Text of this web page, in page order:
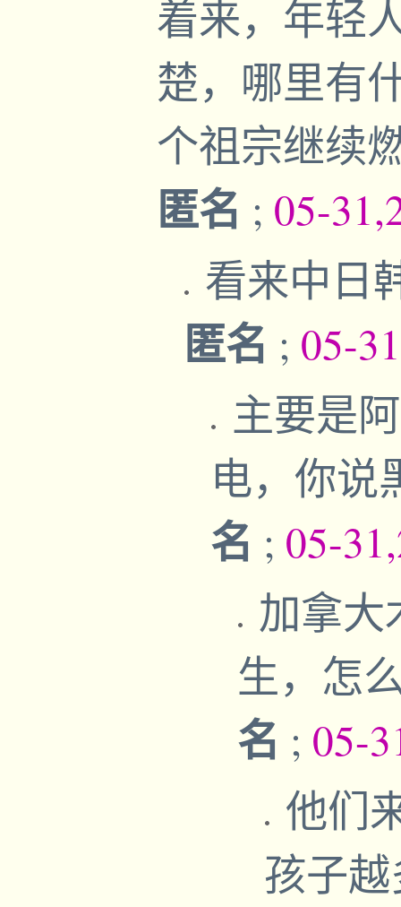
着来，年轻
楚，哪里有
个祖宗继续
匿名 ; 05-
看来中日
匿名 ; 05-
主要是
电，你说
名 ; 05-
加拿大
生，怎
名 ; 05-
他们
孩子